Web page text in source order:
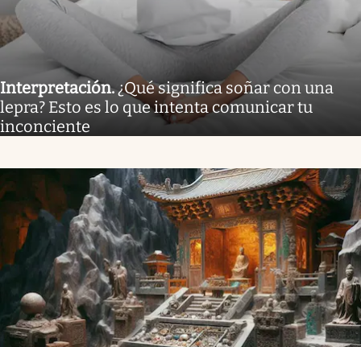
Interpretación.¿Qué significa soñar con una
lepra? Esto es lo que intenta comunicar tu
inconciente